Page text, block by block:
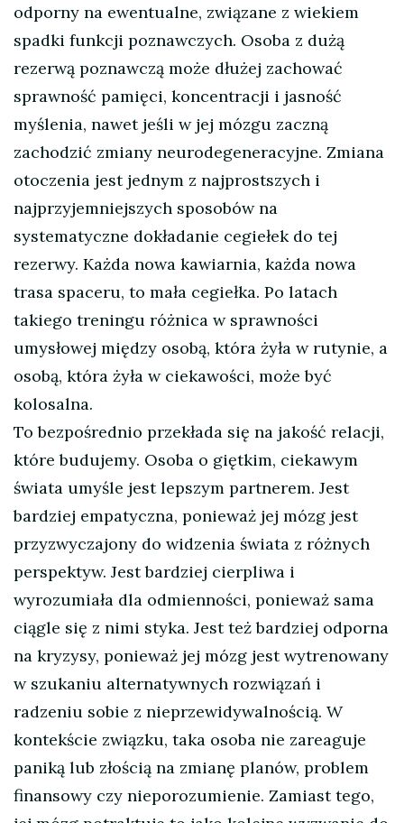
odporny na ewentualne, związane z wiekiem
spadki funkcji poznawczych. Osoba z dużą
rezerwą poznawczą może dłużej zachować
sprawność pamięci, koncentracji i jasność
myślenia, nawet jeśli w jej mózgu zaczną
zachodzić zmiany neurodegeneracyjne. Zmiana
otoczenia jest jednym z najprostszych i
najprzyjemniejszych sposobów na
systematyczne dokładanie cegiełek do tej
rezerwy. Każda nowa kawiarnia, każda nowa
trasa spaceru, to mała cegiełka. Po latach
takiego treningu różnica w sprawności
umysłowej między osobą, która żyła w rutynie, a
osobą, która żyła w ciekawości, może być
kolosalna.
To bezpośrednio przekłada się na jakość relacji,
które budujemy. Osoba o giętkim, ciekawym
świata umyśle jest lepszym partnerem. Jest
bardziej empatyczna, ponieważ jej mózg jest
przyzwyczajony do widzenia świata z różnych
perspektyw. Jest bardziej cierpliwa i
wyrozumiała dla odmienności, ponieważ sama
ciągle się z nimi styka. Jest też bardziej odporna
na kryzysy, ponieważ jej mózg jest wytrenowany
w szukaniu alternatywnych rozwiązań i
radzeniu sobie z nieprzewidywalnością. W
kontekście związku, taka osoba nie zareaguje
paniką lub złością na zmianę planów, problem
finansowy czy nieporozumienie. Zamiast tego,